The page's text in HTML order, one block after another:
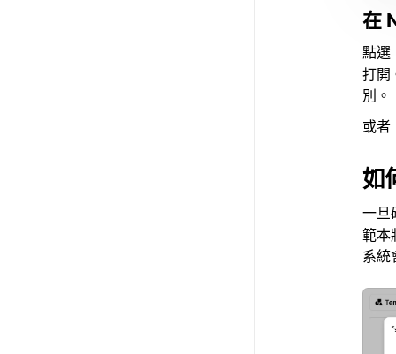
在
點選
打開
別。
或者
如
一旦
範本
系統